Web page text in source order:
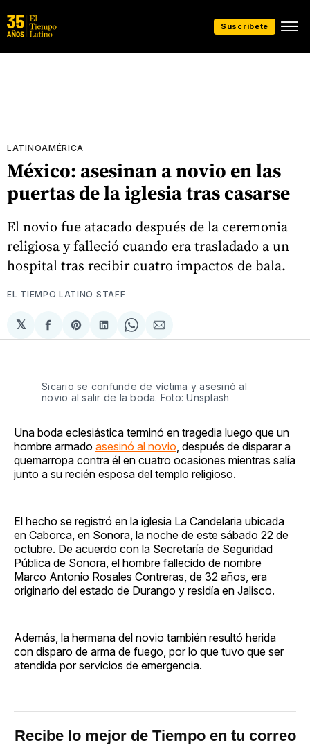
Suscríbete
LATINOAMÉRICA
México: asesinan a novio en las
puertas de la iglesia tras casarse
El novio fue atacado después de la ceremonia
religiosa y falleció cuando era trasladado a un
hospital tras recibir cuatro impactos de bala.
EL TIEMPO LATINO STAFF
𝕏
Compartir
en
Share
on
Compartir
en
Share
on
Compartir
via
Sicario se confunde de víctima y asesinó al
novio al salir de la boda. Foto: Unsplash
Una boda eclesiástica terminó en tragedia luego que un
hombre armado asesinó al novio , después de disparar a
quemarropa contra él en cuatro ocasiones mientras salía
junto a su recién esposa del templo religioso.
El hecho se registró en la iglesia La Candelaria ubicada
en Caborca, en Sonora, la noche de este sábado 22 de
octubre. De acuerdo con la Secretaría de Seguridad
Pública de Sonora, el hombre fallecido de nombre
Marco Antonio Rosales Contreras, de 32 años, era
originario del estado de Durango y residía en Jalisco.
Además, la hermana del novio también resultó herida
con disparo de arma de fuego, por lo que tuvo que ser
atendida por servicios de emergencia.
Recibe lo mejor de Tiempo en tu correo